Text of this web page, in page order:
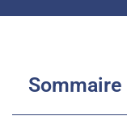
Sommaire